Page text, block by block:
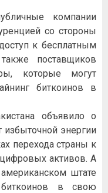
компании
со стороны
к бесплатным
поставщиков
которые могут
биткоинов в
объявило о
избыточной энергии
перехода страны к
активов. А
штате
биткоинов в свою